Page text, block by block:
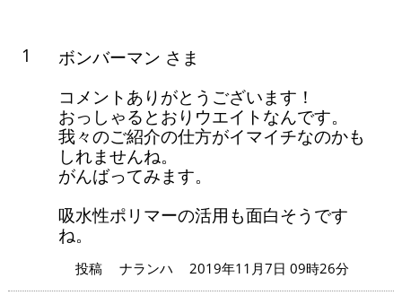
1
ボンバーマン さま
コメントありがとうございます！
おっしゃるとおりウエイトなんです。
我々のご紹介の仕方がイマイチなのかも
しれませんね。
がんばってみます。
吸水性ポリマーの活用も面白そうです
ね。
投稿 ナランハ 2019年11月7日 09時26分